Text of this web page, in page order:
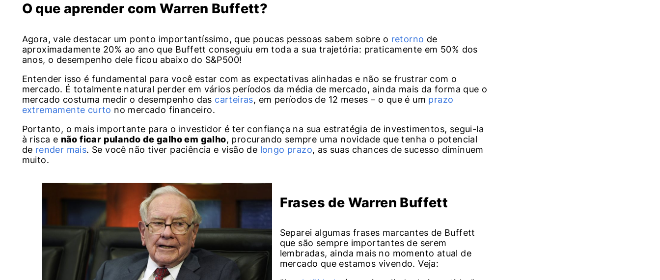
O que aprender com Warren Buffett?
Agora, vale destacar um ponto importantíssimo, que poucas pessoas sabem sobre o retorno de
aproximadamente 20% ao ano que Buffett conseguiu em toda a sua trajetória: praticamente em 50% dos
anos, o desempenho dele ficou abaixo do S&P500!
Entender isso é fundamental para você estar com as expectativas alinhadas e não se frustrar com o
mercado. É totalmente natural perder em vários períodos da média de mercado, ainda mais da forma que o
mercado costuma medir o desempenho das carteiras, em períodos de 12 meses – o que é um prazo
extremamente curto no mercado financeiro.
Portanto, o mais importante para o investidor é ter confiança na sua estratégia de investimentos, segui-la
à risca e não ficar pulando de galho em galho, procurando sempre uma novidade que tenha o potencial
de render mais. Se você não tiver paciência e visão de longo prazo, as suas chances de sucesso diminuem
muito.
Frases de Warren Buffett
Separei algumas frases marcantes de Buffett
que são sempre importantes de serem
lembradas, ainda mais no momento atual de
mercado que estamos vivendo. Veja: